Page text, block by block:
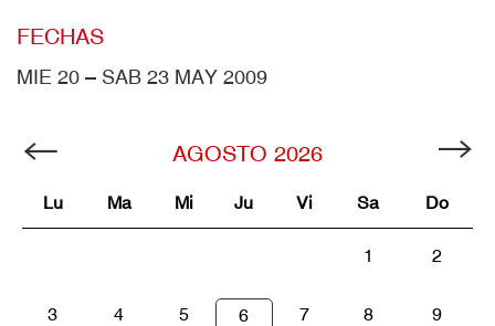
FECHAS
MIE 20 – SAB 23 MAY 2009
AGOSTO 2026
Lu Ma Mi Ju Vi Sa Do
1 2
3 4 5 6 7 8 9